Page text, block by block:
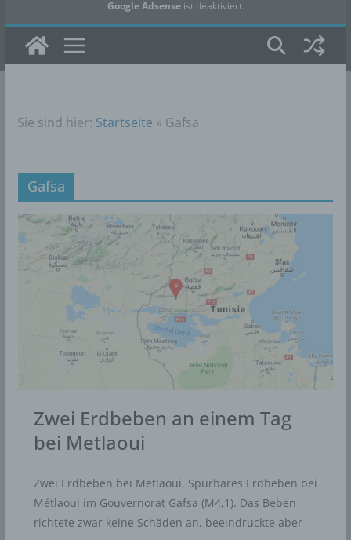
Google Adsenseist deaktiviert.
✓ Erlauben Datenschutzbedingungen
Sie sind hier: Startseite » Gafsa
Gafsa
Zwei Erdbeben an einem Tag
bei Metlaoui
Zwei Erdbeben bei Metlaoui. Spürbares Erdbeben bei
Métlaoui im Gouvernorat Gafsa (M4,1). Das Beben
richtete zwar keine Schäden an, beeindruckte aber